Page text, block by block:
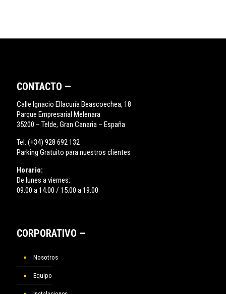
CONTACTO —
Calle Ignacio Ellacuría Beascoechea, 18
Parque Empresarial Melenara
35200 – Telde, Gran Canaria – España
Tel: (+34) 928 692 132
Parking Gratuito para nuestros clientes
Horario:
De lunes a viernes:
09:00 a 14:00 / 15:00 a 19:00
CORPORATIVO —
Nosotros
Equipo